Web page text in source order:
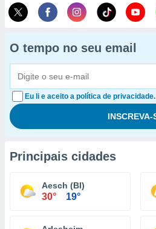
O tempo no seu email
Eu li e aceito a política de privacidade.
Principais cidades
Aesch (Bl)
30° 19°